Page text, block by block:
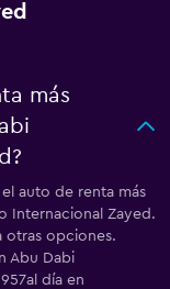
más
auto de renta más
Internacional Zayed.
otras opciones.
Abu Dabi
día en